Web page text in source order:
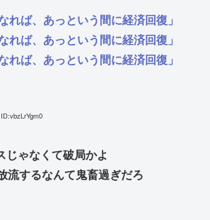
れば、あっという間に経済回復」
れば、あっという間に経済回復」
れば、あっという間に経済回復」
ID:vbzLrYgm0
じゃなくて破局かよ
流するなんて鬼畜過ぎだろ